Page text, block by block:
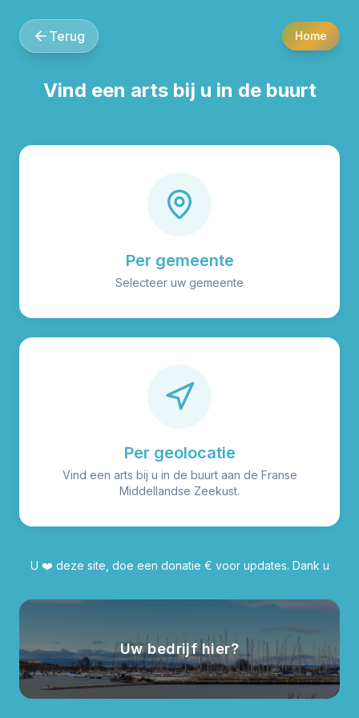
Terug Home
Vind een arts bij u in de buurt
Per gemeente
Selecteer uw gemeente
Per geolocatie
Vind een arts bij u in de buurt aan de Franse
Middellandse Zeekust.
U ❤️ deze site, doe een donatie € voor updates. Dank u
Uw bedrijf hier?